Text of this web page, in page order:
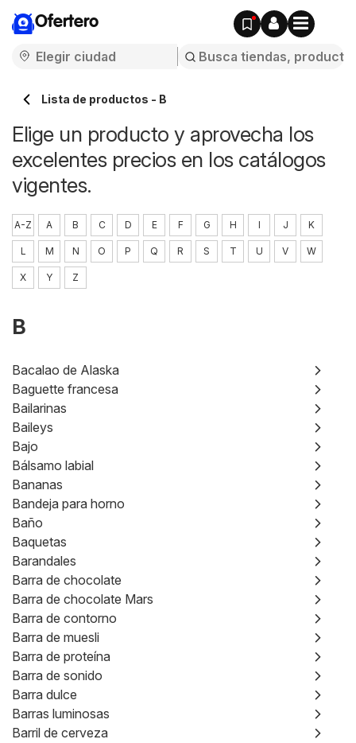
Ofertero
Lista de productos - B
Elige un producto y aprovecha los
excelentes precios en los catálogos
vigentes.
A-Z A B C D E F G H I J K
L M N O P Q R S T U V W
X Y Z
B
Bacalao de Alaska
Baguette francesa
Bailarinas
Baileys
Bajo
Bálsamo labial
Bananas
Bandeja para horno
Baño
Baquetas
Barandales
Barra de chocolate
Barra de chocolate Mars
Barra de contorno
Barra de muesli
Barra de proteína
Barra de sonido
Barra dulce
Barras luminosas
Barril de cerveza